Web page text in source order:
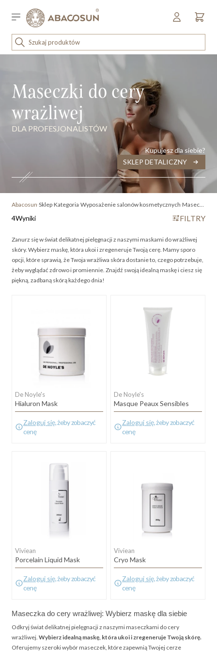
Sklep detaliczny
OUTLET
SPRZĘT I WYPOSAŻENIE
DLA PROFESJONALISTÓW
Maseczki do cery
wrażliwej
Kupujesz dla siebie?
SKLEP DETALICZNY
Abacosun Sklep Kategoria Wyposażenie salonów kosmetycznych Maseczki do twarzy dla cery wrażliwej
malejąco
4Wyniki FILTRY
Zanurz się w świat delikatnej pielęgnacji z naszymi maskami do wrażliwej
skóry. Wybierz maskę, która ukoi i zregeneruje Twoją cerę. Mamy sporo
opcji, które sprawią, że Twoja wrażliwa skóra dostanie to, czego potrzebuje,
żeby wyglądać zdrowo i promiennie. Znajdź swoją idealną maskę i ciesz się
piękną, zadbaną skórą każdego dnia!
De Noyle's
Hialuron Mask
Zaloguj się, żeby zobaczyć
cenę
De Noyle's
Masque Peaux Sensibles
Zaloguj się, żeby zobaczyć
cenę
Viviean
Porcelain Liquid Mask
Zaloguj się, żeby zobaczyć
cenę
Viviean
Cryo Mask
Zaloguj się, żeby zobaczyć
cenę
Maseczka do cery wrażliwej: Wybierz maskę dla siebie
Odkryj świat delikatnej pielęgnacji z naszymi maseczkami do cery
wrażliwej. Wybierz idealną maskę, która ukoi i zregeneruje Twoją skórę.
Oferujemy szeroki wybór maseczek, które zapewnią Twojej cerze